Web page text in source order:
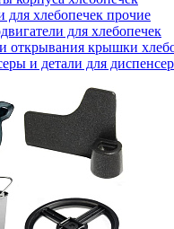
для хлебопечек прочие
для хлебопечек
открывания крышки
и детали для